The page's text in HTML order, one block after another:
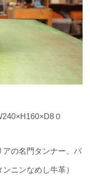
０
の名門タンナー、バ
ンニンなめし牛革）